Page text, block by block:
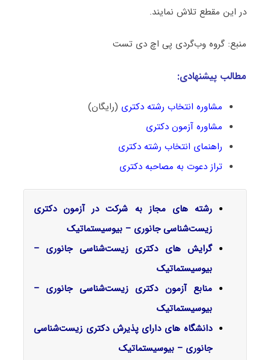
در این مقطع تلاش نمایند.
منبع: گروه وب‌گردی پی اچ دی تست
مطالب پیشنهادی:
مشاوره انتخاب رشته دکتری (رایگان)
مشاوره آزمون دکتری
راهنمای انتخاب رشته دکتری
تراز دعوت به مصاحبه دکتری
رشته های مجاز به شرکت در آزمون دکتری
زیست‌شناسی جانوری – بیوسیستماتیک
گرایش‌ های دکتری زیست‌شناسی جانوری –
بیوسیستماتیک
منابع آزمون دکتری زیست‌شناسی جانوری –
بیوسیستماتیک
دانشگاه های دارای پذیرش دکتری زیست‌شناسی
جانوری – بیوسیستماتیک